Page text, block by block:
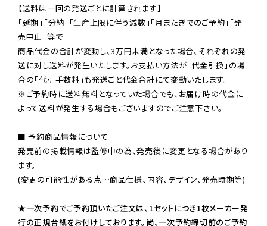
【送料は一回の発送ごとに計算されます】
「延期」「分納」「生産上限に伴う減数」「月またぎでのご予約」「発
売中止」等で
商品代金の合計が変動し、3万円未満となった場合、それぞれの発
送に対し送料が発生いたします。お支払い方法が「代金引換」の場
※ご予約時に送料無料となっていた場合でも、お届け時の代金に
よって送料が発生する場合もございますのでご注意下さい。
■ 予約商品情報について
発売前の掲載情報は監修中の為、発売後に変更となる場合があり
ます。
(変更の可能性がある点…商品仕様、内容、デザイン、発売時期等)
★一次予約でご予約頂いたご注文は、1セットにつき1枚メーカー発
行の正規台紙をお付けしております。尚、一次予約締切前のご予約